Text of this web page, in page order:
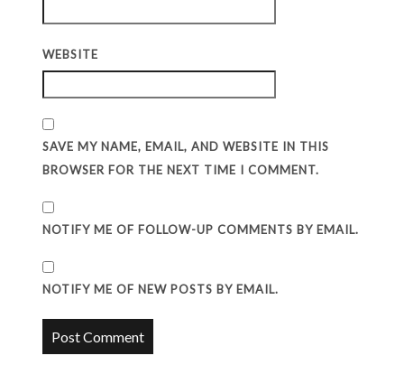
WEBSITE
SAVE MY NAME, EMAIL, AND WEBSITE IN THIS
BROWSER FOR THE NEXT TIME I COMMENT.
NOTIFY ME OF FOLLOW-UP COMMENTS BY EMAIL.
NOTIFY ME OF NEW POSTS BY EMAIL.